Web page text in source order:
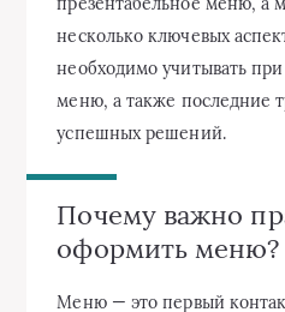
несколько ключевых
необходимо учитывать
меню, а также последние
успешных решений.
Почему важно
оформить меню?
Меню — это первый